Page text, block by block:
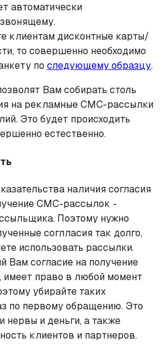
автоматически
клиентам дисконтные карты/
то совершенно необходимо
по следующему образцу.
Вам собирать столь
на рекламные СМС-рассылки
Это будет происходить
естественно.
наличия согласия
СМС-рассылок -
Поэтому нужно
соглласия так долго,
использовать рассылки.
Вам согласие на получение
право в любой момент
убирайте таких
по первому обращению. Это
нервы и деньги, а также
клиентов и партнеров.